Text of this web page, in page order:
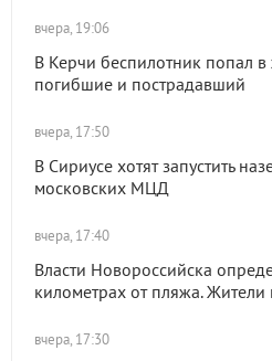
вчера, 19:06
В Керчи беспилотник попал
погибшие и пострадавший
вчера, 17:50
В Сириусе хотят запустить
московских МЦД
вчера, 17:40
Власти Новороссийска
километрах от пляжа. Жители
вчера, 17:30